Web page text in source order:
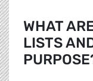
WHAT
LISTS